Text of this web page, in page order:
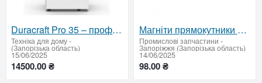
Duracraft Pro 35 – професійний осушувач повітря з Wi-Fi керуванням та іонізацією
Техніка для дому-
(Запорізька область)
15/06/2025
14500.00 ₴
Магніти прямокутники 40x6x2mm 150° C
Промислові запчастини -
Запоріжжя (Запорізька область)
14/06/2025
98.00 ₴